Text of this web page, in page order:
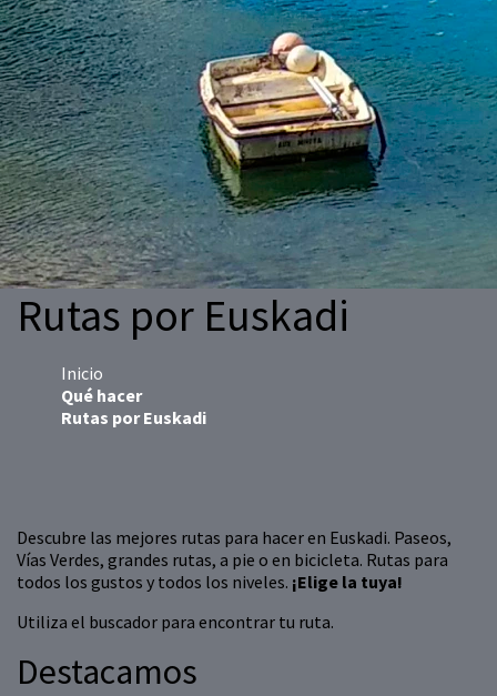
Rutas por Euskadi
Inicio
Qué hacer
Rutas por Euskadi
Descubre las mejores rutas para hacer en Euskadi. Paseos,
Vías Verdes, grandes rutas, a pie o en bicicleta. Rutas para
todos los gustos y todos los niveles. ¡Elige la tuya!
Utiliza el buscador para encontrar tu ruta.
Destacamos